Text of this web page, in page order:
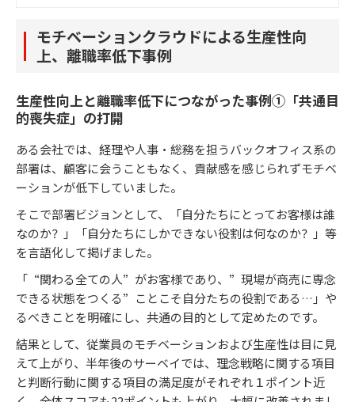
モチベーションクラウドによる生産性向
上、離職率低下事例
生産性向上と離職率低下につながった事例①「共通目
的喪失症」の打開
ある会社では、経理や人事・総務を担うバックオフィス系の
部署は、顧客に会うこともなく、貢献感を感じられずモチベ
ーションが低下していました。
そこで部署ビジョンとして、「自分たちにとってお客様は誰
なのか？」「自分たちにしかできない役割は何なのか？」等
を言語化して掲げました。
「“関わる全ての人”がお客様であり、”現場が商売に専念
できる状態をつくる”ことこそ自分たちの役割である…」や
るべきことを明確にし、共通の目的として定めたのです。
結果として、従業員のモチベーションおよび生産性は目に見
えて上がり、半年後のサーベイでは、理念戦略に関する項目
と判断行動に関する項目の満足度がそれぞれ１ポイント近